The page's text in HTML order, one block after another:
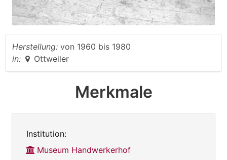
Herstellung: von 1960 bis 1980
in:
Ottweiler
Merkmale
Institution:
Museum Handwerkerhof